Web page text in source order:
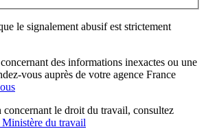
le signalement abusif est strictement
des informations inexactes ou une
vous auprès de votre agence France
le droit du travail, consultez
du travail